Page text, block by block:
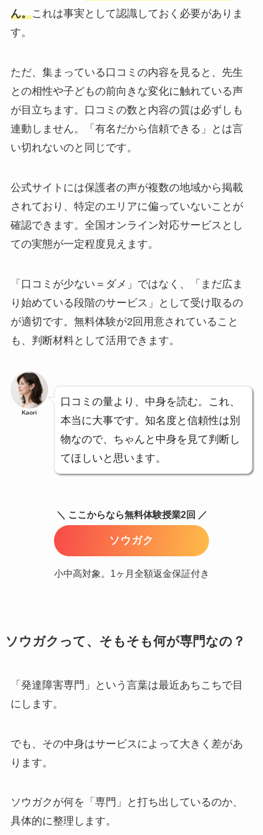
ん。これは事実として認識しておく必要がありま
す。
ただ、集まっている口コミの内容を見ると、先生
との相性や子どもの前向きな変化に触れている声
が目立ちます。口コミの数と内容の質は必ずしも
連動しません。「有名だから信頼できる」とは言
い切れないのと同じです。
公式サイトには保護者の声が複数の地域から掲載
されており、特定のエリアに偏っていないことが
確認できます。全国オンライン対応サービスとし
ての実態が一定程度見えます。
「口コミが少ない＝ダメ」ではなく、「まだ広ま
り始めている段階のサービス」として受け取るの
が適切です。無料体験が2回用意されていること
も、判断材料として活用できます。
Kaori
口コミの量より、中身を読む。これ、
本当に大事です。知名度と信頼性は別
物なので、ちゃんと中身を見て判断し
てほしいと思います。
＼ ここからなら無料体験授業2回 ／
ソウガク
小中高対象。1ヶ月全額返金保証付き
ソウガクって、そもそも何が専門なの？
「発達障害専門」という言葉は最近あちこちで目
にします。
でも、その中身はサービスによって大きく差があ
ります。
ソウガクが何を「専門」と打ち出しているのか、
具体的に整理します。